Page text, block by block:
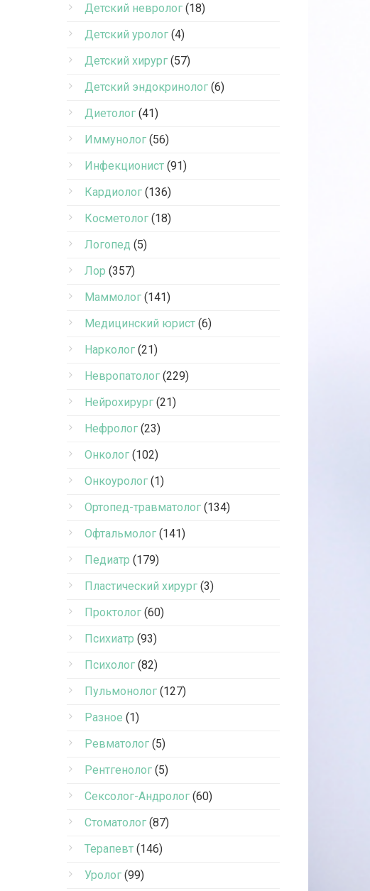
Детский невролог (18)
Детский уролог (4)
Детский хирург (57)
Детский эндокринолог (6)
Диетолог (41)
Иммунолог (56)
Инфекционист (91)
Кардиолог (136)
Косметолог (18)
Логопед (5)
Лор (357)
Маммолог (141)
Медицинский юрист (6)
Нарколог (21)
Невропатолог (229)
Нейрохирург (21)
Нефролог (23)
Онколог (102)
Онкоуролог (1)
Ортопед-травматолог (134)
Офтальмолог (141)
Педиатр (179)
Пластический хирург (3)
Проктолог (60)
Психиатр (93)
Психолог (82)
Пульмонолог (127)
Разное (1)
Ревматолог (5)
Рентгенолог (5)
Сексолог-Андролог (60)
Стоматолог (87)
Терапевт (146)
Уролог (99)